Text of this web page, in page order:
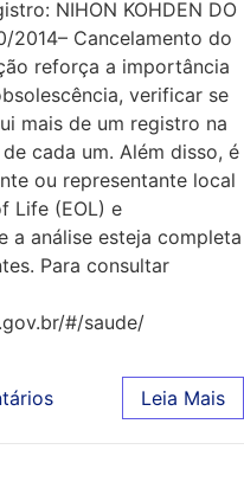
NIHON KOHDEN DO
2014– Cancelamento do
reforça a importância
verificar se
mais de um registro na
cada um. Além disso, é
ou representante local
Life (EOL) e
a análise esteja completa
Para consultar
#/saude/
Leia Mais